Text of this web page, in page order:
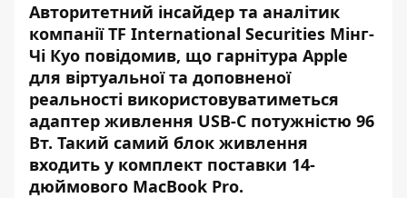
Авторитетний інсайдер та аналітик
компанії TF International Securities Мінг-
Чі Куо повідомив, що гарнітура Apple
для віртуальної та доповненої
реальності використовуватиметься
адаптер живлення USB-C потужністю 96
Вт. Такий самий блок живлення
входить у комплект поставки 14-
дюймового MacBook Pro.